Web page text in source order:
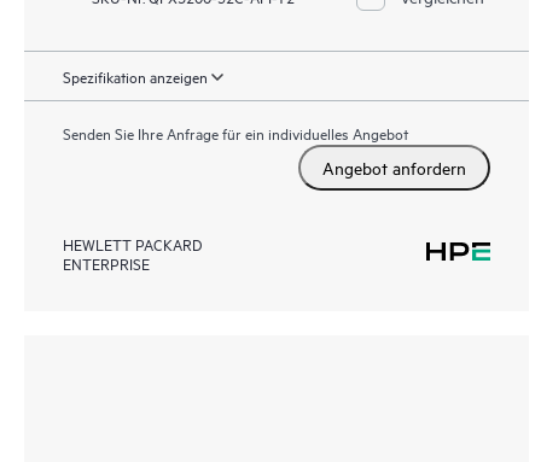
Spezifikation anzeigen
Senden Sie Ihre Anfrage für ein individuelles Angebot
Angebot anfordern
HEWLETT PACKARD
ENTERPRISE